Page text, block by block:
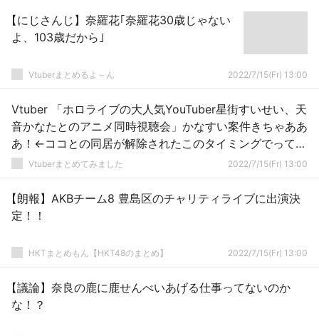
【にじさんじ】奈羅花｢奈羅花30歳じゃない
よ、103歳だから｣
Vtuberまとめるよ～ん 2022/7/15(Fr) 13:00
Vtuber 「ホロライブの大人気YouTuber星街すいせい、天
音かなたとのアニメ同時視聴会」かなすい案件きちゃああ
あ！←ココとの同居が解除されたこのタイミングでっての
は…Vtuberまとめてみました 2022/7/15(Fr) 13:00
【朗報】AKBチーム8 豊島区のチャリティライブに出演決
定！！
HKTまとめもん【HKT48のまとめ】 2022/7/15(Fr) 13:00
【議論】奈良の鹿に鹿せんべいあげる仕事ってないのか
な！？